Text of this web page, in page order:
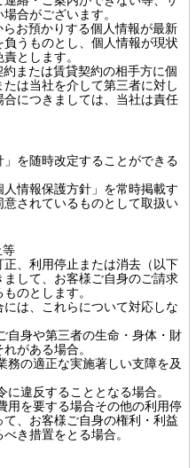
合がございます。
お預かりする個人情報が最新
うものとし、個人情報が現状
とします。
または賃貸契約の相手方に個
は当社を介して第三者に対し
につきましては、当社は責任
を随時改定することができる
情報保護方針」を常時掲載す
されているものとして取扱い
等
、利用停止または消去（以下
まして、お客様ご自身のご請求
のとします。
は、これらについて対応しな
自身や第三者の生命・身体・財
がある場合。
務の適正な実施著しい支障を及
違反することとなる場合。
用を要する場合その他の利用停
、お客様ご自身の権利・利益
き措置をとる場合。